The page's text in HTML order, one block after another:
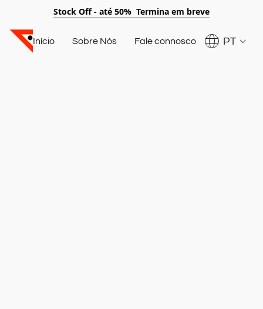
Stock Off - até 50% Termina em breve
Início Sobre Nós Fale connosco PT